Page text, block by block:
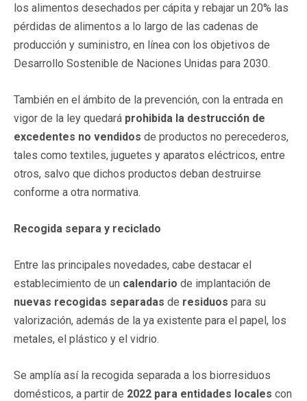
los alimentos desechados per cápita y rebajar un 20% las
pérdidas de alimentos a lo largo de las cadenas de
producción y suministro, en línea con los objetivos de
Desarrollo Sostenible de Naciones Unidas para 2030.
También en el ámbito de la prevención, con la entrada en
vigor de la ley quedará prohibida la destrucción de
excedentes no vendidos de productos no perecederos,
tales como textiles, juguetes y aparatos eléctricos, entre
otros, salvo que dichos productos deban destruirse
conforme a otra normativa.
Recogida separa y reciclado
Entre las principales novedades, cabe destacar el
establecimiento de un calendario de implantación de
nuevas recogidas separadas de residuos para su
valorización, además de la ya existente para el papel, los
metales, el plástico y el vidrio.
Se amplía así la recogida separada a los biorresiduos
domésticos, a partir de 2022 para entidades locales con